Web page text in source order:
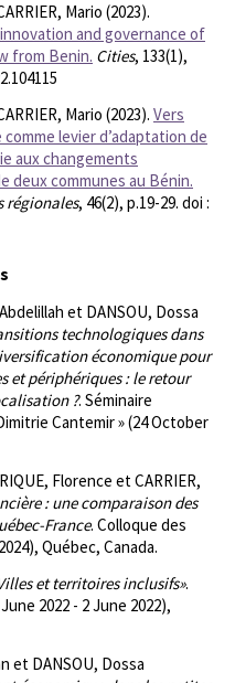
Mario (2023).
and governance of
from Benin. Cities, 133(1),
Mario (2023). Vers
levier d’adaptation de
aux changements
deux communes au Bénin.
régionales, 46(2), p.19-29. doi :
et DANSOU, Dossa
technologiques dans
économique pour
et périphériques : le retour
?. Séminaire
Cantemir » (24 October
Florence et CARRIER,
: une comparaison des
France. Colloque des
Québec, Canada.
et territoires inclusifs».
2022 - 2 June 2022),
et DANSOU, Dossa